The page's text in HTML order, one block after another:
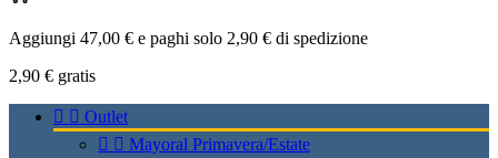
Aggiungi 47,00 € e paghi solo 2,90 € di spedizione
2,90 € gratis
  Outlet
  Mayoral Primavera/Estate